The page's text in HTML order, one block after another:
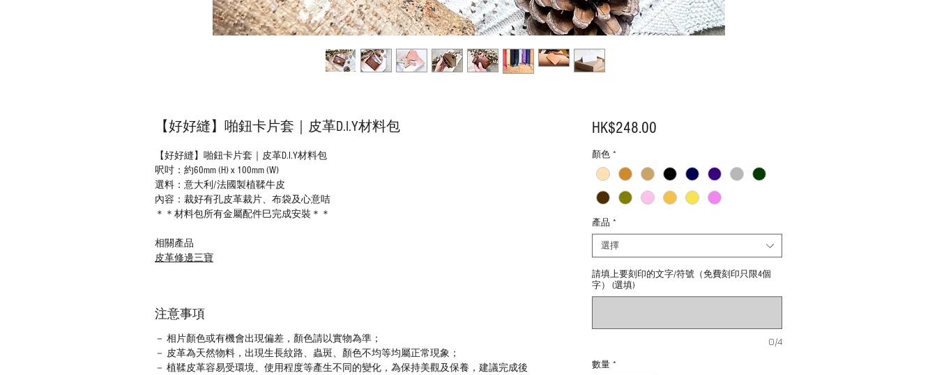
【好好縫】啪鈕卡片套｜皮革D.I.Y材料包
【好好縫】啪鈕卡片套｜皮革D.I.Y材料包
呎吋：約60mm (H) x 100mm (W)
選料：意大利/法國製植鞣牛皮
內容：裁好有孔皮革裁片、布袋及心意咭
＊＊材料包所有金屬配件巳完成安裝＊＊
相關產品
皮革修邊三寶
注意事項
－ 相片顏色或有機會出現偏差，顏色請以實物為準；
－ 皮革為天然物料，出現生長紋路、蟲斑、顏色不均等均屬正常現象；
－ 植鞣皮革容易受環境、使用程度等產生不同的變化，為保持美觀及保養，建議完成後
HK$248.00價
顏色 *
產品 *
選擇
請填上要刻印的文字/符號（免費刻印只限4個
字） (選填)
0/4
數量 *